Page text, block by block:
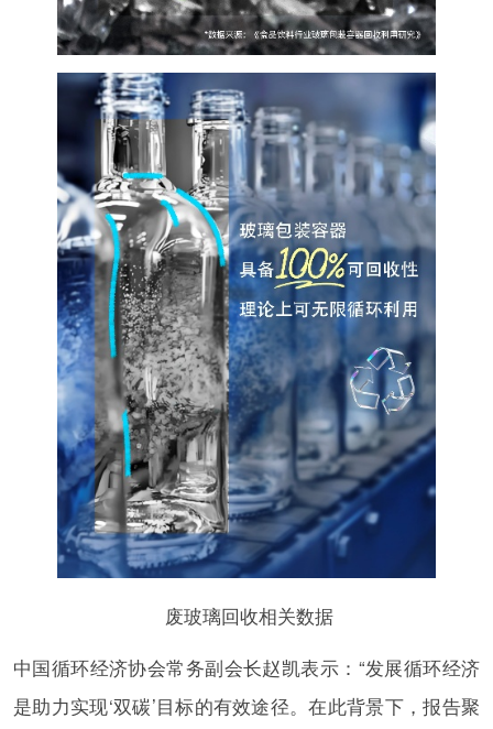
废玻璃回收相关数据
中国循环经济协会常务副会长赵凯表示：“发展循环经济
是助力实现‘双碳’目标的有效途径。在此背景下，报告聚